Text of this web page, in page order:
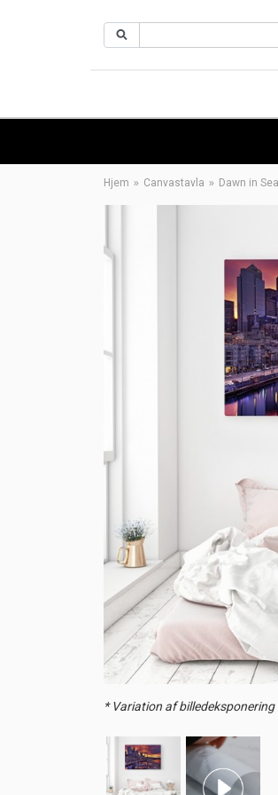
Hjem Canvastavla Dawn in
* Variation af